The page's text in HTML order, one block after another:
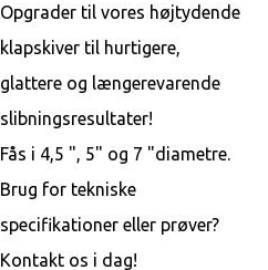
Opgrader til vores højtydende
klapskiver til hurtigere,
glattere og længerevarende
slibningsresultater!
Fås i 4,5 ", 5" og 7 "diametre.
Brug for tekniske
specifikationer eller prøver?
Kontakt os i dag!